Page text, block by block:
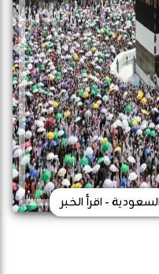
- اقرأ الخبر